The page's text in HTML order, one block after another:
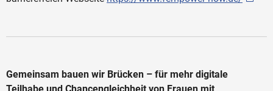
Gemeinsam bauen wir Brücken – für mehr digitale